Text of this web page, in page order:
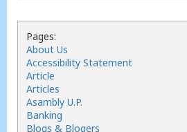
Pages:
About Us
Accessibility Statement
Article
Articles
Asambly U.P.
Banking
Blogs & Blogers